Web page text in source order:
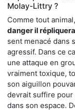
Molay-Littry ?
Comme tout animal,
danger il répliquera
sent menacé dans
agressif. Dans ce
une attaque en
vraiment toxique,
son aiguillon
devrait suffire
dans son espace.